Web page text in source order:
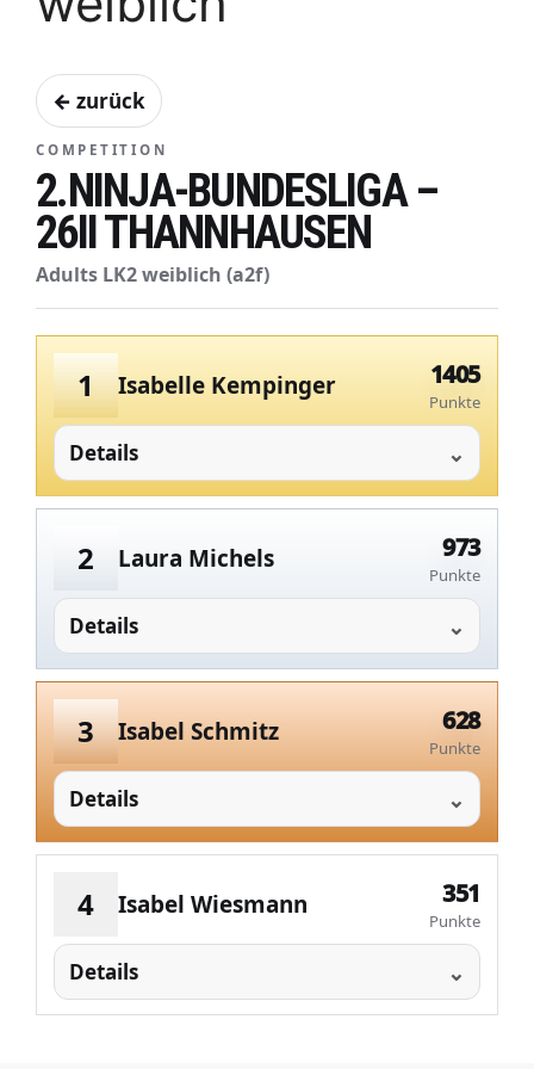
← zurück
COMPETITION
2.NINJA-BUNDESLIGA –
26II THANNHAUSEN
Adults LK2 weiblich (a2f)
1 Isabelle Kempinger 1405
Punkte
Details
2 Laura Michels 973
Punkte
Details
3 Isabel Schmitz 628
Punkte
Details
4 Isabel Wiesmann 351
Punkte
Details